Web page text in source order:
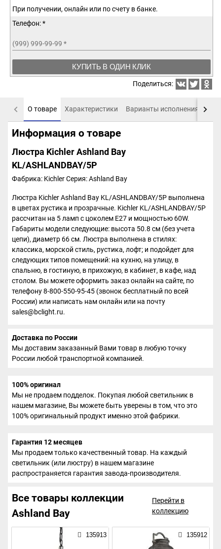
При получении, онлайн или по счету в банке.
Телефон: *
(999) 999-99-99 *
КУПИТЬ В ОДИН КЛИК
Поделиться:
О товаре Характеристики Варианты исполнения
Информация о товаре
Люстра Kichler Ashland Bay
KL/ASHLANDBAY/5P
Фабрика: KichlerСерия: Ashland Bay
Люстра Kichler Ashland Bay KL/ASHLANDBAY/5P выполнена
в цветах рустика и прозрачные. Kichler KL/ASHLANDBAY/5P
рассчитан на 5 ламп с цоколем E27 и мощностью 60W.
Габариты модели следующие: высота 50.8 см (без учета
цепи), диаметр 66 см. Люстра выполнена в стилях:
классика, морской стиль, рустика, лофт; и подойдет для
следующих типов помещений: на кухню, на улицу, в
спальню, в гостиную, в прихожую, в кабинет, в кафе, над
столом. Вы можете оформить заказ онлайн на сайте, по
телефону 8-800-550-95-45 (звонок бесплатный по всей
России) или написать нам онлайн или на почту
sales@bclight.ru.
Доставка по России
Мы доставим заказанный Вами товар в любую точку
России любой транспортной компанией.
100% оригинал
Мы не продаем подделок. Покупая любой светильник в
нашем магазине, Вы можете быть уверены в том, что это
100% оригинальный продукт именно этой фабрики.
Гарантия 12 месяцев
Мы продаем только качественный товар. На каждый
светильник (или люстру) в нашем магазине
распространяется гарантия завода-производителя.
Все товары коллекции
Ashland Bay
Перейти в
коллекцию
135913 135912